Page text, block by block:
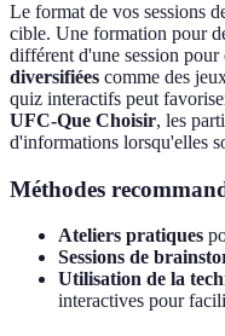
Le format de vos sessions
cible. Une formation pour
différent d'une session pour
diversifiées comme des
quiz interactifs peut
UFC-Que Choisir, les
d'informations lorsqu'elles
Méthodes
Ateliers pratiques
Sessions de
Utilisation de la
interactives pour